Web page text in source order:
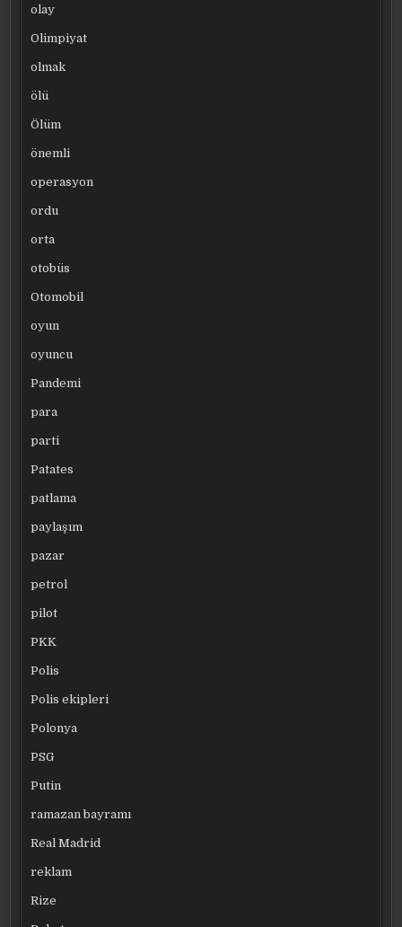
olay
Olimpiyat
olmak
ölü
Ölüm
önemli
operasyon
ordu
orta
otobüs
Otomobil
oyun
oyuncu
Pandemi
para
parti
Patates
patlama
paylaşım
pazar
petrol
pilot
PKK
Polis
Polis ekipleri
Polonya
PSG
Putin
ramazan bayramı
Real Madrid
reklam
Rize